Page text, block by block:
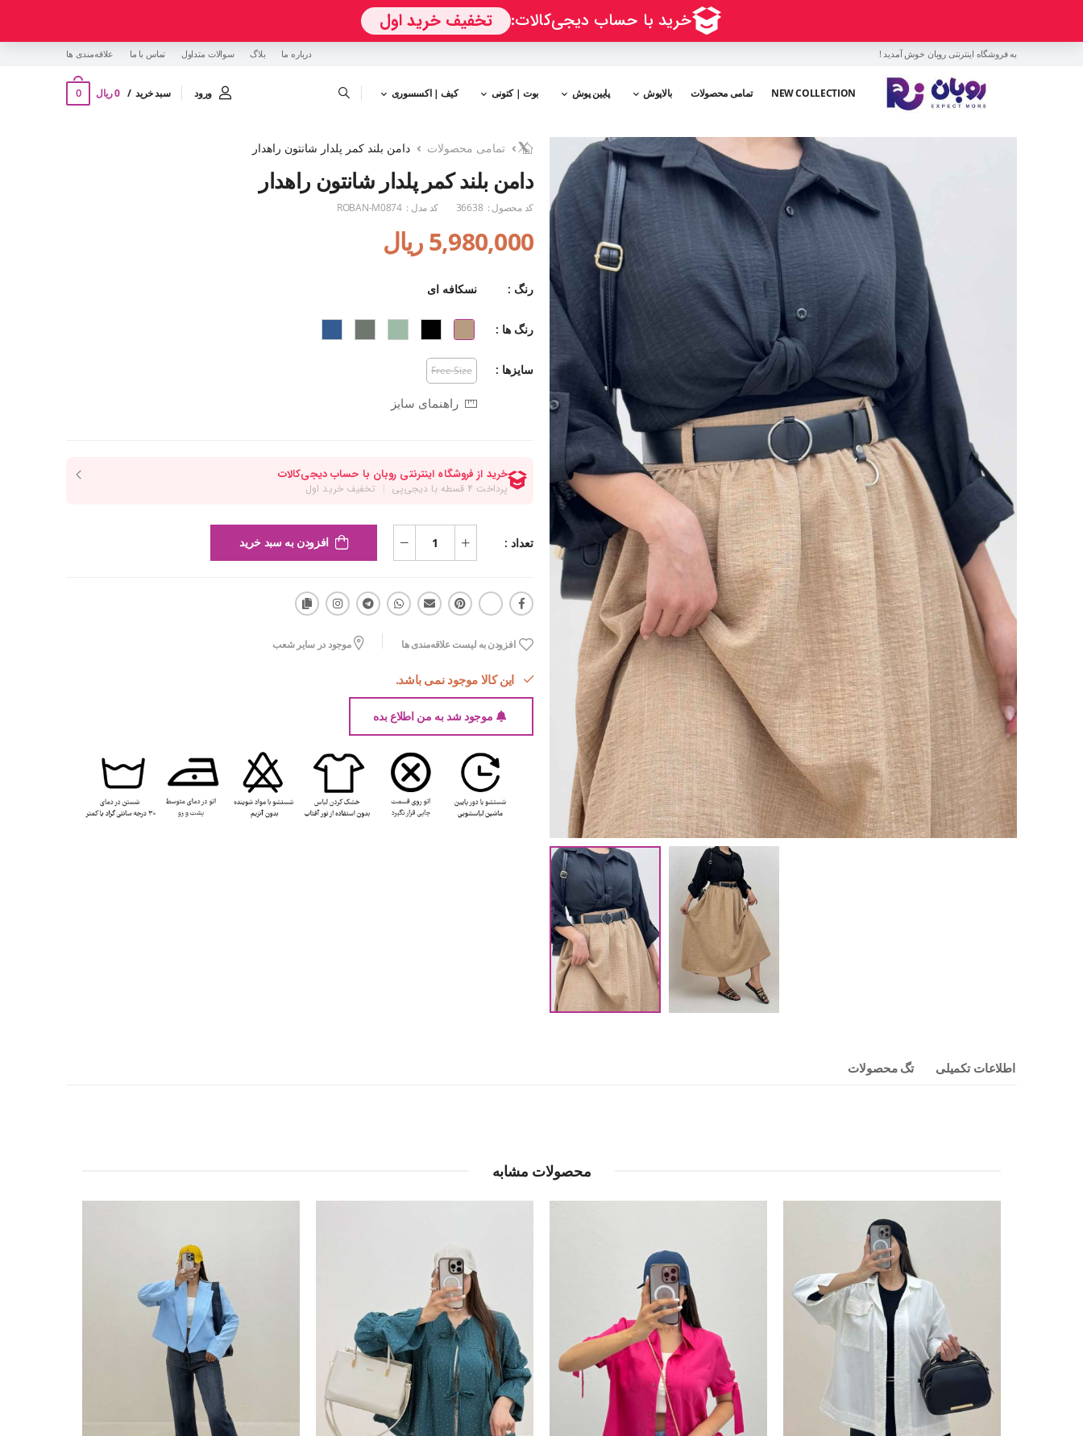
به فروشگاه اینترنتی روبان خوش آمدید ! درباره ما بلاگ سوالات متداول تماس با ما ‌علاقه‌مندی ها
NEW COLLECTION تمامی محصولات بالاپوش پایین پوش بوت | کتونی کیف | اکسسوری ورود سبد خرید 0 ریال 0
تمامی محصولات دامن بلند کمر پلدار شانتون راهدار
دامن بلند کمر پلدار شانتون راهدار
کد محصول : 36638 کد مدل : ROBAN-M0874
5,980,000 ریال
رنگ : نسکافه ای
رنگ ها :
سایزها : Free Size
راهنمای سایز
تعداد : افزودن به سبد خرید
افزودن به لیست علاقه‌مندی ها موجود در سایر شعب
این کالا موجود نمی باشد.
موجود شد به من اطلاع بده
اطلاعات تکمیلی تگ محصولات
محصولات مشابه